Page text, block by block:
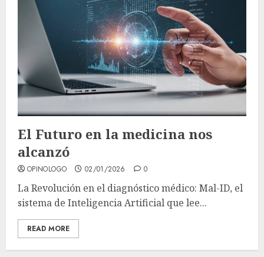
El Futuro en la medicina nos
alcanzó
OPINOLOGO 02/01/2026 0
La Revolución en el diagnóstico médico: Mal-ID, el
sistema de Inteligencia Artificial que lee...
READ MORE